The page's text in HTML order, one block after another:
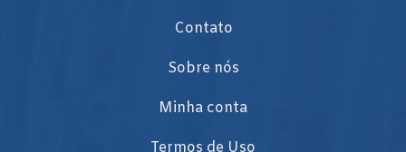
Contato
Sobre nós
Minha conta
Termos de Uso